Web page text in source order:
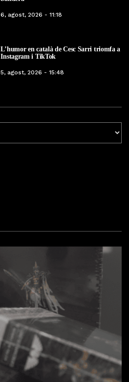
6, agost, 2026 - 11:18
L’humor en català de Cesc Sarri triomfa a
Instagram i TikTok
5, agost, 2026 - 15:48